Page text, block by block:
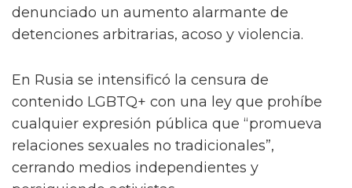
múltiples ciudades en el mundo ya cuentan
con sistemas enfocados en tratar a dichas
nivel formal. Sin embargo, nadie puede negar
que aún queda un largo camino por recorrer.
2. Retrocesos y desafíos: Represión,
discursos de odio y protección legal
Criminalización y represión